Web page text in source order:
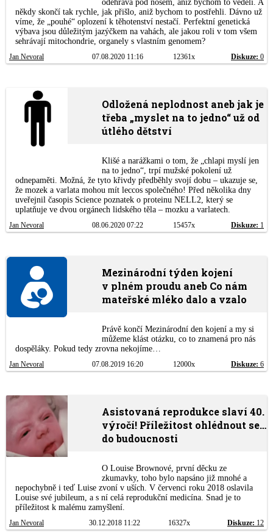
odehrává pod nosem, aniž bychom to věděli. A
někdy skončí tak rychle, jak přišlo, aniž bychom to postřehli. Dávno už
víme, že „pouhé“ oplození k těhotenství nestačí. Perfektní genetická
výbava jsou důležitým jazýčkem na vahách, ale jakou roli v tom všem
sehrávají mitochondrie, organely s vlastním genomem?
Jan Nevoral 07.08.2020 11:16 12361x Diskuze: 0
Odložená neplodnost aneb jak je
třeba „myslet na to jedno“ už od
útlého dětství
Klišé a narážkami o tom, že „chlapi myslí jen
na to jedno“, trpí mužské pokolení už
odnepaměti. Možná, že tyto křivdy předběhly svojí dobu – ukazuje se,
že mozek a varlata mohou mít leccos společného! Před několika dny
uveřejnil časopis Science poznatek o proteinu NELL2, který se
uplatňuje ve dvou orgánech lidského těla – mozku a varlatech.
Jan Nevoral 08.06.2020 07:22 15457x Diskuze: 1
Mezinárodní týden kojení
v plném proudu aneb Co nám
mateřské mléko dalo a vzalo
Právě končí Mezinárodní den kojení a my si
můžeme klást otázku, co to znamená pro nás
dospěláky. Pokud tedy zrovna nekojíme…
Jan Nevoral 07.08.2019 16:20 12000x Diskuze: 6
Asistovaná reprodukce slaví 40.
výročí! Příležitost ohlédnout se…
do budoucnosti
O Louise Brownové, první děcku ze
zkumavky, toho bylo napsáno již mnohé a
nepochybně i teď Luise zvoní v uších. V červenci roku 2018 oslavila
Louise své jubileum, a s ní celá reprodukční medicína. Snad je to
příležitost k malému zamyšlení.
Jan Nevoral 30.12.2018 11:22 16327x Diskuze: 12